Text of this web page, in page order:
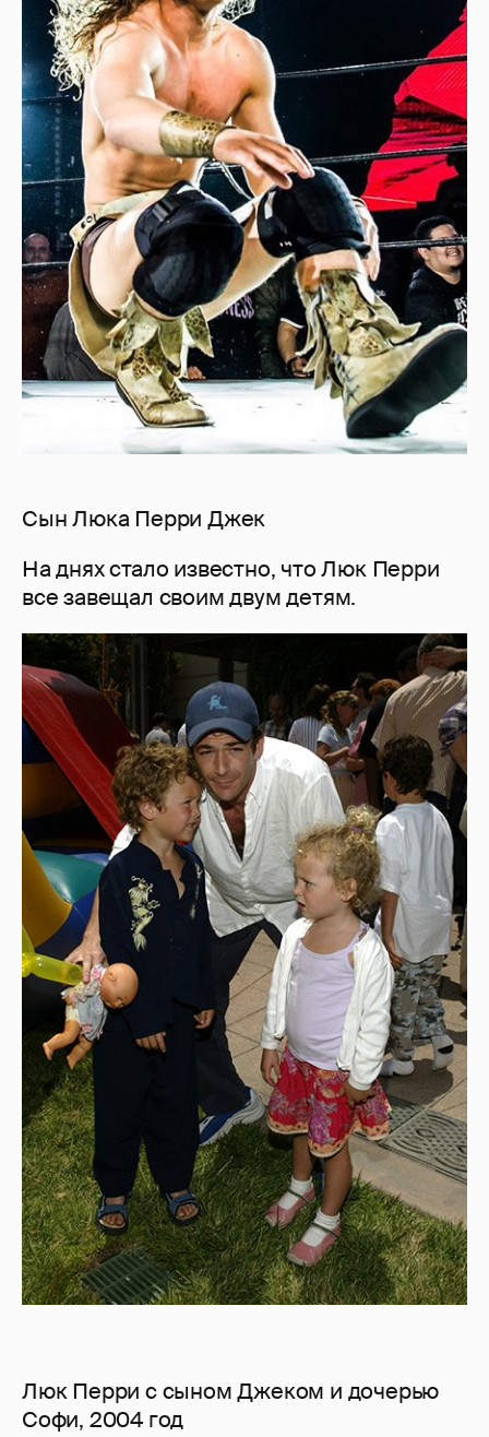
Сын Люка Перри Джек
На днях стало известно, что Люк Перри
все завещал своим двум детям.
Люк Перри с сыном Джеком и дочерью
Софи, 2004 год